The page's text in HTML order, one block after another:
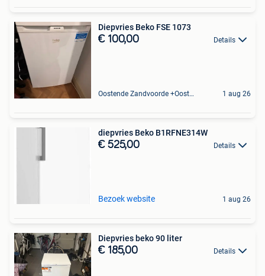
Diepvries Beko FSE 1073
€ 100,00 Details
Oostende Zandvoorde +Oostende 1 aug 26
diepvries Beko B1RFNE314W
€ 525,00 Details
Bezoek website 1 aug 26
Diepvries beko 90 liter
€ 185,00 Details